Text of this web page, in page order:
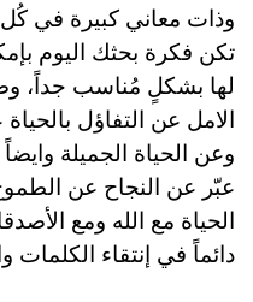
وذات معاني كبيرة في
تكن فكرة بحثك اليوم
لها بشكلٍ مُناسب جداً،
الامل عن التفاؤل
وعن الحياة الجميلة
عبّر عن النجاح عن
الحياة مع الله ومع
دائماً في إنتقاء الكلمات